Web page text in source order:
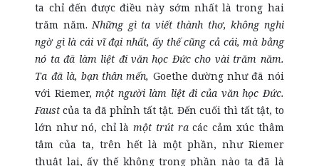
ta chỉ đến được điều này sớm nhất là trong hai
trăm năm.Những gì ta viết thành thơ, không nghi
ngờ gì là cái vĩ đại nhất, ấy thế cũng cả cái, mà bằng
nó ta đã làm liệt đi văn học Đức cho vài trăm năm.
Ta đã là, bạn thân mến, Goethe dường như đã nói
với Riemer,một người làm liệt đi của văn học Đức.
Faustcủa ta đã phỉnh tất tật. Đến cuối thì tất tật, to
lớn như nó, chỉ làmột trút racác cảm xúc thâm
tâm của ta, trên hết là một phần, như Riemer
thuật lại, ấy thế không trong phần nào ta đã là